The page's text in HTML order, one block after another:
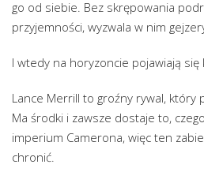
go od siebie. Bez skrępowania
przyjemności, wyzwala w nim
I wtedy na horyzoncie pojawiają się
Lance Merrill to groźny rywal, który
Ma środki i zawsze dostaje to,
imperium Camerona, więc ten
chronić.